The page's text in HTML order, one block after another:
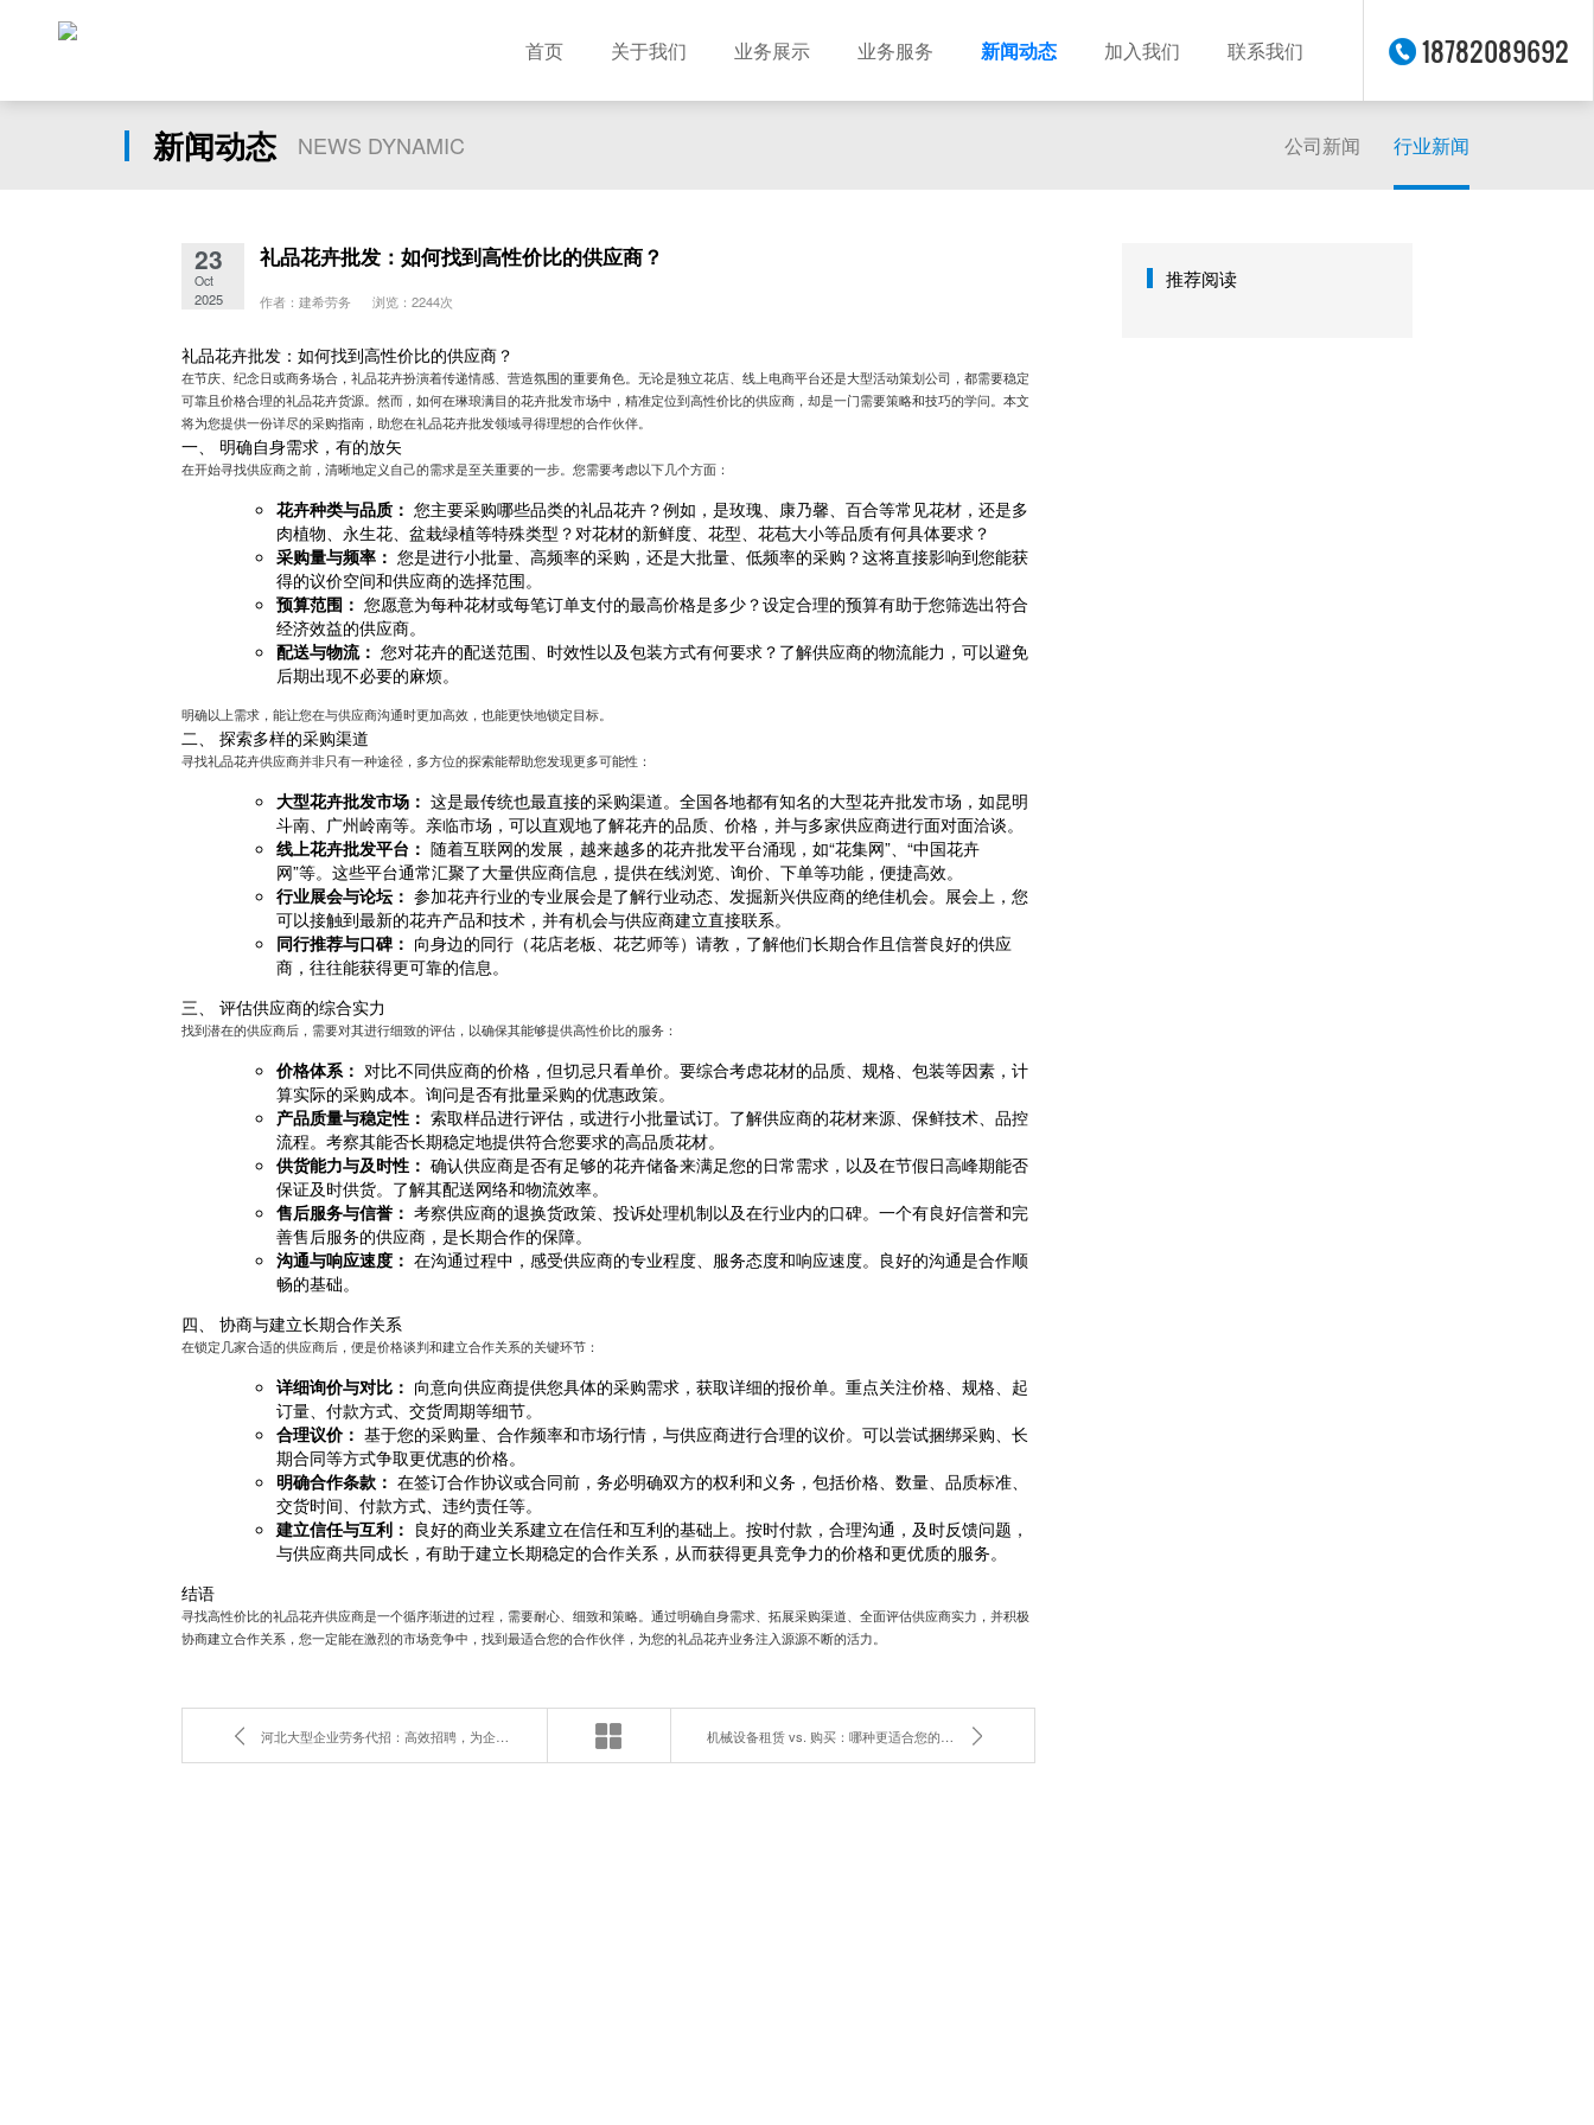
首页 关于我们 业务展示 业务服务 新闻动态 加入我们 联系我们 18782089692
新闻动态 NEWS DYNAMIC 公司新闻 行业新闻
23
Oct
2025
礼品花卉批发：如何找到高性价比的供应商？
作者：建希劳务 浏览：2244次
礼品花卉批发：如何找到高性价比的供应商？
在节庆、纪念日或商务场合，礼品花卉扮演着传递情感、营造氛围的重要角色。无论是独立花店、线上电商平台还是大型活动策划公司，都需要稳定
可靠且价格合理的礼品花卉货源。然而，如何在琳琅满目的花卉批发市场中，精准定位到高性价比的供应商，却是一门需要策略和技巧的学问。本文
将为您提供一份详尽的采购指南，助您在礼品花卉批发领域寻得理想的合作伙伴。
一、 明确自身需求，有的放矢
在开始寻找供应商之前，清晰地定义自己的需求是至关重要的一步。您需要考虑以下几个方面：
花卉种类与品质： 您主要采购哪些品类的礼品花卉？例如，是玫瑰、康乃馨、百合等常见花材，还是多
肉植物、永生花、盆栽绿植等特殊类型？对花材的新鲜度、花型、花苞大小等品质有何具体要求？
采购量与频率： 您是进行小批量、高频率的采购，还是大批量、低频率的采购？这将直接影响到您能获
得的议价空间和供应商的选择范围。
预算范围： 您愿意为每种花材或每笔订单支付的最高价格是多少？设定合理的预算有助于您筛选出符合
经济效益的供应商。
配送与物流： 您对花卉的配送范围、时效性以及包装方式有何要求？了解供应商的物流能力，可以避免
后期出现不必要的麻烦。
明确以上需求，能让您在与供应商沟通时更加高效，也能更快地锁定目标。
二、 探索多样的采购渠道
寻找礼品花卉供应商并非只有一种途径，多方位的探索能帮助您发现更多可能性：
大型花卉批发市场： 这是最传统也最直接的采购渠道。全国各地都有知名的大型花卉批发市场，如昆明
斗南、广州岭南等。亲临市场，可以直观地了解花卉的品质、价格，并与多家供应商进行面对面洽谈。
线上花卉批发平台： 随着互联网的发展，越来越多的花卉批发平台涌现，如“花集网”、“中国花卉
网”等。这些平台通常汇聚了大量供应商信息，提供在线浏览、询价、下单等功能，便捷高效。
行业展会与论坛： 参加花卉行业的专业展会是了解行业动态、发掘新兴供应商的绝佳机会。展会上，您
可以接触到最新的花卉产品和技术，并有机会与供应商建立直接联系。
同行推荐与口碑： 向身边的同行（花店老板、花艺师等）请教，了解他们长期合作且信誉良好的供应
商，往往能获得更可靠的信息。
三、 评估供应商的综合实力
找到潜在的供应商后，需要对其进行细致的评估，以确保其能够提供高性价比的服务：
价格体系： 对比不同供应商的价格，但切忌只看单价。要综合考虑花材的品质、规格、包装等因素，计
算实际的采购成本。询问是否有批量采购的优惠政策。
产品质量与稳定性： 索取样品进行评估，或进行小批量试订。了解供应商的花材来源、保鲜技术、品控
流程。考察其能否长期稳定地提供符合您要求的高品质花材。
供货能力与及时性： 确认供应商是否有足够的花卉储备来满足您的日常需求，以及在节假日高峰期能否
保证及时供货。了解其配送网络和物流效率。
售后服务与信誉： 考察供应商的退换货政策、投诉处理机制以及在行业内的口碑。一个有良好信誉和完
善售后服务的供应商，是长期合作的保障。
沟通与响应速度： 在沟通过程中，感受供应商的专业程度、服务态度和响应速度。良好的沟通是合作顺
畅的基础。
四、 协商与建立长期合作关系
在锁定几家合适的供应商后，便是价格谈判和建立合作关系的关键环节：
详细询价与对比： 向意向供应商提供您具体的采购需求，获取详细的报价单。重点关注价格、规格、起
订量、付款方式、交货周期等细节。
合理议价： 基于您的采购量、合作频率和市场行情，与供应商进行合理的议价。可以尝试捆绑采购、长
期合同等方式争取更优惠的价格。
明确合作条款： 在签订合作协议或合同前，务必明确双方的权利和义务，包括价格、数量、品质标准、
交货时间、付款方式、违约责任等。
建立信任与互利： 良好的商业关系建立在信任和互利的基础上。按时付款，合理沟通，及时反馈问题，
与供应商共同成长，有助于建立长期稳定的合作关系，从而获得更具竞争力的价格和更优质的服务。
结语
寻找高性价比的礼品花卉供应商是一个循序渐进的过程，需要耐心、细致和策略。通过明确自身需求、拓展采购渠道、全面评估供应商实力，并积极
协商建立合作关系，您一定能在激烈的市场竞争中，找到最适合您的合作伙伴，为您的礼品花卉业务注入源源不断的活力。
河北大型企业劳务代招：高效招聘，为企业注入新活力！ 机械设备租赁 vs. 购买：哪种更适合您的工程项目？
推荐阅读